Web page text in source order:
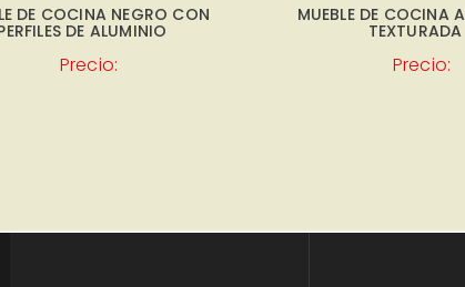
DE COCINA NEGRO CON
DE ALUMINIO
Precio:
MUEBLE DE COCINA
TEXTURADA
Precio: